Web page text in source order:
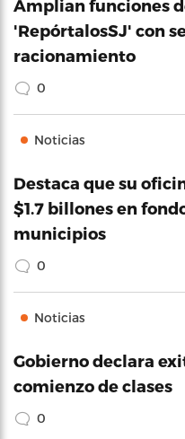
Amplian funciones
'RepórtalosSJ' con
racionamiento
0
Noticias
Destaca que su
$1.7 billones en
municipios
0
Noticias
Gobierno declara
comienzo de clases
0